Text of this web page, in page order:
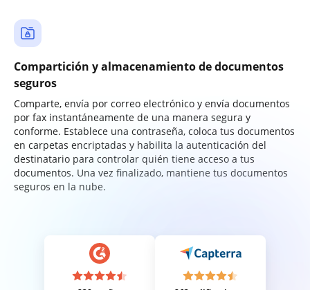
Compartición y almacenamiento de documentos
seguros
Comparte, envía por correo electrónico y envía documentos
por fax instantáneamente de una manera segura y
conforme. Establece una contraseña, coloca tus documentos
en carpetas encriptadas y habilita la autenticación del
destinatario para controlar quién tiene acceso a tus
documentos. Una vez finalizado, mantiene tus documentos
seguros en la nube.